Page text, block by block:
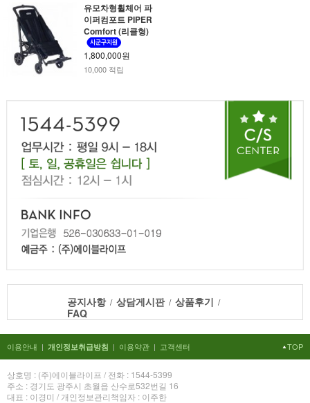
유모차형휠체어 파
이퍼컴포트 PIPER
Comfort (리클형)
1,800,000원
10,000 적립
공지사항/ 상담게시판/ 상품후기 /
FAQ
이용안내 | 개인정보취급방침 | 이용약관 | 고객센터 TOP
상호명 : (주)에이블라이프 / 전화 : 1544-5399
주소 : 경기도 광주시 초월읍 산수로532번길 16
대표 : 이경미 / 개인정보관리책임자 : 이주한